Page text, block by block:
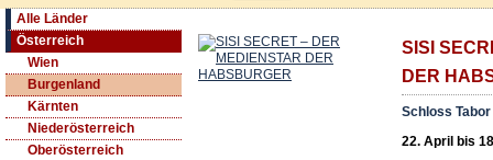
Alle Länder
Österreich
Wien
Burgenland
Kärnten
Niederösterreich
Oberösterreich
SISI
DER
Schloss Tabor
22. April bis